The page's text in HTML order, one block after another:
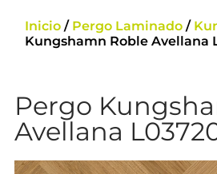
Inicio / Pergo Laminado /
Kungshamn Roble Avellana
Pergo
Avellana